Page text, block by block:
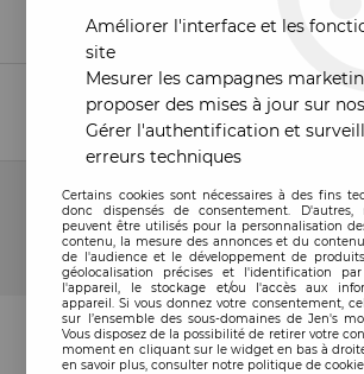
Tiroir sim Samsung A015 Galaxy
Prix : Veuillez vous connecter
Compatible
Tiroir sim Samsung A015 Galaxy
Prix : Veuillez vous connecter
Améliorer l'interface et les
site
Mesurer les campagnes
proposer des mises à jour sur
Gérer l'authentification et
erreurs techniques
Certains cookies sont nécessaires à des fins
donc dispensés de consentement. D'autres,
peuvent être utilisés pour la personnalisation
contenu, la mesure des annonces et du
de l'audience et le développement de
géolocalisation précises et l'identification
l'appareil, le stockage et/ou l'accès aux
appareil. Si vous donnez votre consentement,
sur l’ensemble des sous-domaines de Jen's
Vous disposez de la possibilité de retirer votre
moment en cliquant sur le widget en bas à
en savoir plus, consulter notre politique de